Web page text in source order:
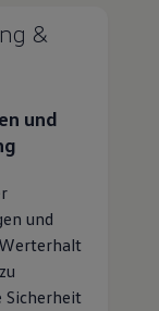
&
und
und
zu
Sicherheit